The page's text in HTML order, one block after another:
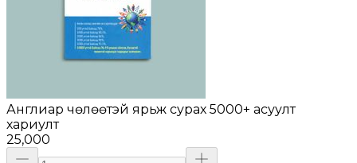
Англиар чөлөөтэй ярьж сурах 5000+ асуулт
хариулт
25,000